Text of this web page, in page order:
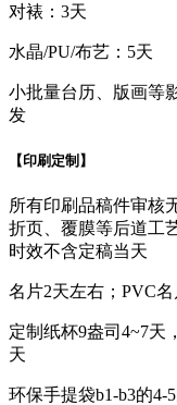
对裱：3天
水晶/PU/布艺：5天
小批量台历、版画等
发
【印刷定制】
所有印刷品稿件审核
折页、覆膜等后道工
时效不含定稿当天
名片2天左右；PVC
定制纸杯9盎司4~7天
天
环保手提袋b1-b3的4-